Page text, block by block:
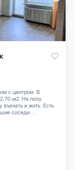
с центром. В
м2. На полу
въехать и жить. Есть
соседи....